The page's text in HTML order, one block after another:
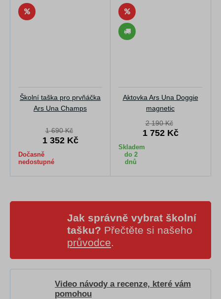
Školní taška pro prvňáčka
Ars Una Champs
1 690 Kč
1 352 Kč
Dočasně
nedostupné
Aktovka Ars Una Doggie
magnetic
2 190 Kč
1 752 Kč
Skladem
do 2
dnů
Jak správně vybrat školní
tašku? Přečtěte si našeho
průvodce.
Video návody a recenze, které vám
pomohou